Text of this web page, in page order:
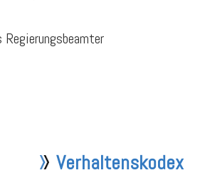
Verhaltenskodex